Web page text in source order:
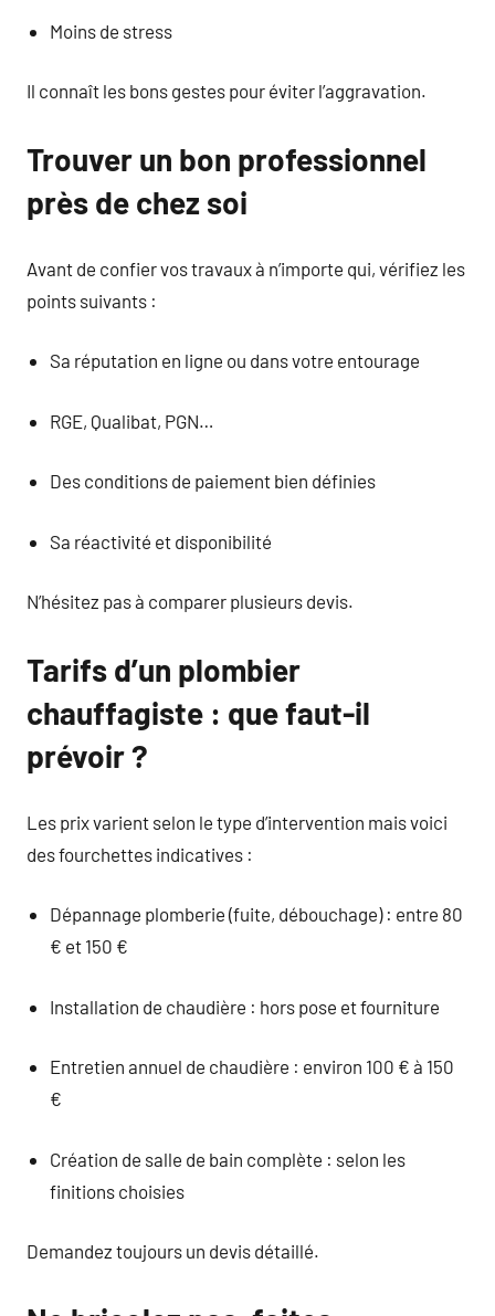
Moins de stress
Il connaît les bons gestes pour éviter l’aggravation.
Trouver un bon professionnel
près de chez soi
Avant de confier vos travaux à n’importe qui, vérifiez les
points suivants :
Sa réputation en ligne ou dans votre entourage
RGE, Qualibat, PGN…
Des conditions de paiement bien définies
Sa réactivité et disponibilité
N’hésitez pas à comparer plusieurs devis.
Tarifs d’un plombier
chauffagiste : que faut-il
prévoir ?
Les prix varient selon le type d’intervention mais voici
des fourchettes indicatives :
Dépannage plomberie (fuite, débouchage) : entre 80
€ et 150 €
Installation de chaudière : hors pose et fourniture
Entretien annuel de chaudière : environ 100 € à 150
€
Création de salle de bain complète : selon les
finitions choisies
Demandez toujours un devis détaillé.